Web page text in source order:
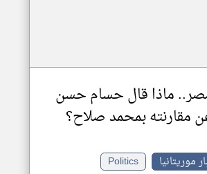
ماذا قال حسام حسن
مقارنته بمحمد صلاح؟
موريتانيا
Politics